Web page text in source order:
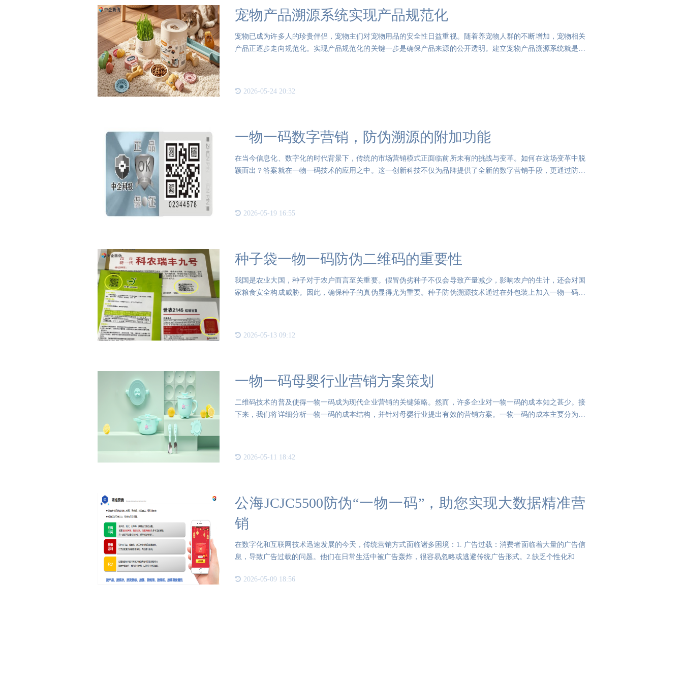
宠物产品溯源系统实现产品规范化
宠物已成为许多人的珍贵伴侣，宠物主们对宠物用品的安全性日益重视。随着养宠物人群的不断增加，宠物相关
产品正逐步走向规范化。实现产品规范化的关键一步是确保产品来源的公开透明。建立宠物产品溯源系统就是关
2026-05-24 20:32
一物一码数字营销，防伪溯源的附加功能
在当今信息化、数字化的时代背景下，传统的市场营销模式正面临前所未有的挑战与变革。如何在这场变革中脱
颖而出？答案就在一物一码技术的应用之中。这一创新科技不仅为品牌提供了全新的数字营销手段，更通过防伪
2026-05-19 16:55
种子袋一物一码防伪二维码的重要性
我国是农业大国，种子对于农户而言至关重要。假冒伪劣种子不仅会导致产量减少，影响农户的生计，还会对国
家粮食安全构成威胁。因此，确保种子的真伪显得尤为重要。种子防伪溯源技术通过在外包装上加入一物一码二
2026-05-13 09:12
一物一码母婴行业营销方案策划
二维码技术的普及使得一物一码成为现代企业营销的关键策略。然而，许多企业对一物一码的成本知之甚少。接
下来，我们将详细分析一物一码的成本结构，并针对母婴行业提出有效的营销方案。一物一码的成本主要分为两
2026-05-11 18:42
公海JCJC5500防伪“一物一码”，助您实现大数据精准营
销
在数字化和互联网技术迅速发展的今天，传统营销方式面临诸多困境：1. 广告过载：消费者面临着大量的广告信
息，导致广告过载的问题。他们在日常生活中被广告轰炸，很容易忽略或逃避传统广告形式。2.缺乏个性化和
2026-05-09 18:56